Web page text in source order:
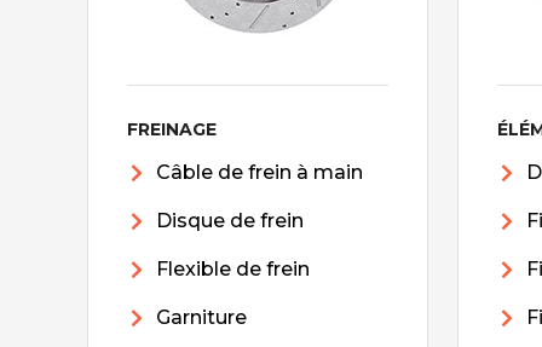
FREINAGE
Câble de frein à main
Disque de frein
Flexible de frein
Garniture